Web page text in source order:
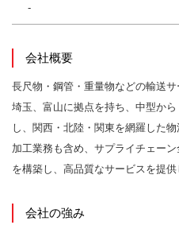
-
会社概要
長尺物・鋼管・重量物などの輸送
埼玉、富山に拠点を持ち、中型か
し、関西・北陸・関東を網羅した
加工業務も含め、サプライチェー
を構築し、高品質なサービスを提供
会社の強み